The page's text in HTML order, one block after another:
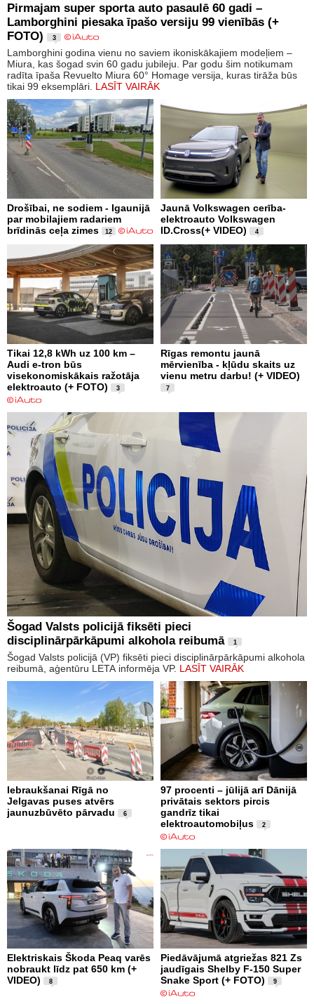
Pirmajam super sporta auto pasaulē 60 gadi –
Lamborghini piesaka īpašo versiju 99 vienībās (+
FOTO)
3
Lamborghini godina vienu no saviem ikoniskākajiem modeļiem –
Miura, kas šogad svin 60 gadu jubileju. Par godu šim notikumam
radīta īpaša Revuelto Miura 60° Homage versija, kuras tirāža būs
tikai 99 eksemplāri. LASĪT VAIRĀK
Drošībai, ne sodiem - Igaunijā
par mobilajiem radariem
brīdinās ceļa zimes
12
Jaunā Volkswagen cerība-
elektroauto Volkswagen
ID.Cross(+ VIDEO)
4
Tikai 12,8 kWh uz 100 km –
Audi e-tron būs
visekonomiskākais ražotāja
elektroauto (+ FOTO)
3
Rīgas remontu jaunā
mērvienība - kļūdu skaits uz
vienu metru darbu! (+ VIDEO)
7
Šogad Valsts policijā fiksēti pieci
disciplinārpārkāpumi alkohola reibumā
1
Šogad Valsts policijā (VP) fiksēti pieci disciplinārpārkāpumi alkohola
reibumā, aģentūru LETA informēja VP. LASĪT VAIRĀK
Iebraukšanai Rīgā no
Jelgavas puses atvērs
jaunuzbūvēto pārvadu
6
97 procenti – jūlijā arī Dānijā
privātais sektors pircis
gandrīz tikai
elektroautomobiļus
2
Elektriskais Škoda Peaq varēs
nobraukt līdz pat 650 km (+
VIDEO)
8
Piedāvājumā atgriežas 821 Zs
jaudīgais Shelby F-150 Super
Snake Sport (+ FOTO)
9